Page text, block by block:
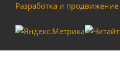
Разработка и продвижение